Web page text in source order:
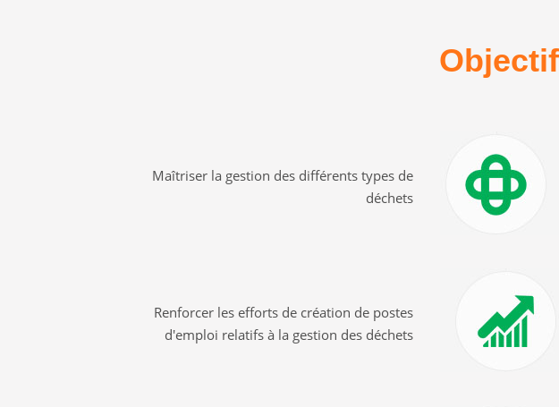
Maîtriser la gestion des différents types de
déchets
Renforcer les efforts de création de postes
d'emploi relatifs à la gestion des déchets